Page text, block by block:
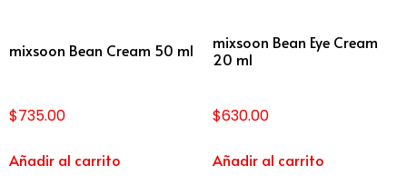
mixsoon Bean Cream 50 ml
$735.00
Añadir al carrito
mixsoon Bean Eye Cream
20 ml
$630.00
Añadir al carrito